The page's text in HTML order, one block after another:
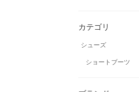
カテゴリ
シューズ
ショートブーツ